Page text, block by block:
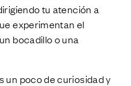
tu atención a
experimentan el
bocadillo o una
un poco de curiosidad y